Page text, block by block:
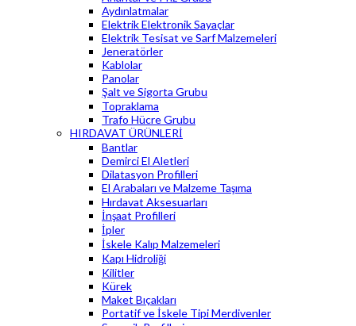
Aydınlatmalar
Elektrik Elektronik Sayaçlar
Elektrik Tesisat ve Sarf Malzemeleri
Jeneratörler
Kablolar
Panolar
Şalt ve Sigorta Grubu
Topraklama
Trafo Hücre Grubu
HIRDAVAT ÜRÜNLERİ
Bantlar
Demirci El Aletleri
Dilatasyon Profilleri
El Arabaları ve Malzeme Taşıma
Hırdavat Aksesuarları
İnşaat Profilleri
İpler
İskele Kalıp Malzemeleri
Kapı Hidroliği
Kilitler
Kürek
Maket Bıçakları
Portatif ve İskele Tipi Merdivenler